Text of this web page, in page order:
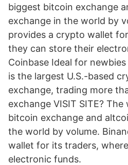
biggest bitcoin exchange
exchange in the world by
provides a crypto wallet
they can store their
Coinbase Ideal for
is the largest U.S.-based
exchange, trading more
exchange VISIT SITE?
bitcoin exchange and
the world by volume.
wallet for its traders,
electronic funds.